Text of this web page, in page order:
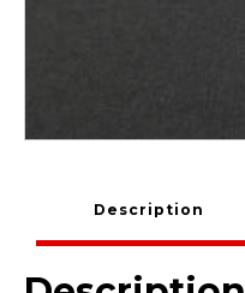
Description